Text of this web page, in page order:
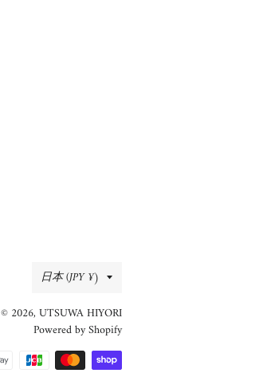
国/
地
域
日本 (JPY ¥)
© 2026, UTSUWA HIYORI
Powered by Shopify
決